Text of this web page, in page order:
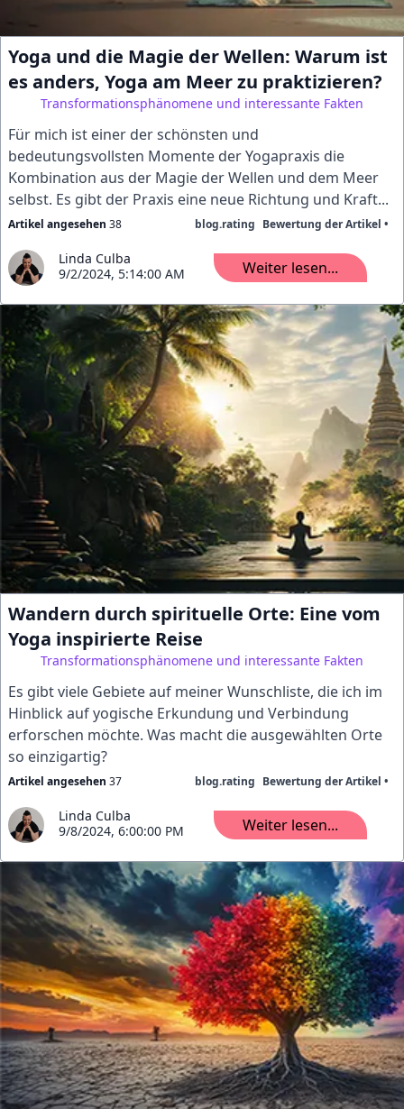
Yoga und die Magie der Wellen: Warum ist
es anders, Yoga am Meer zu praktizieren?
Transformationsphänomene und interessante Fakten
Für mich ist einer der schönsten und
bedeutungsvollsten Momente der Yogapraxis die
Kombination aus der Magie der Wellen und dem Meer
selbst. Es gibt der Praxis eine neue Richtung und Kraft...
Artikel angesehen 38 blog.rating Bewertung der Artikel •
Linda Culba
9/2/2024, 5:14:00 AM
Weiter lesen...
Wandern durch spirituelle Orte: Eine vom
Yoga inspirierte Reise
Transformationsphänomene und interessante Fakten
Es gibt viele Gebiete auf meiner Wunschliste, die ich im
Hinblick auf yogische Erkundung und Verbindung
erforschen möchte. Was macht die ausgewählten Orte
so einzigartig?
Artikel angesehen 37 blog.rating Bewertung der Artikel •
Linda Culba
9/8/2024, 6:00:00 PM
Weiter lesen...